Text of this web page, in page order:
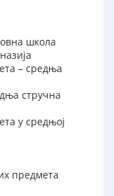
школа
– средња
стручна
у средњој
предмета